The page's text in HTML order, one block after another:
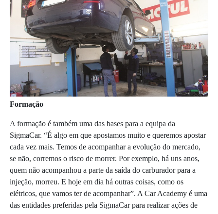
Formação
A formação é também uma das bases para a equipa da
SigmaCar. “É algo em que apostamos muito e queremos apostar
cada vez mais. Temos de acompanhar a evolução do mercado,
se não, corremos o risco de morrer. Por exemplo, há uns anos,
quem não acompanhou a parte da saída do carburador para a
injeção, morreu. E hoje em dia há outras coisas, como os
elétricos, que vamos ter de acompanhar”. A Car Academy é uma
das entidades preferidas pela SigmaCar para realizar ações de